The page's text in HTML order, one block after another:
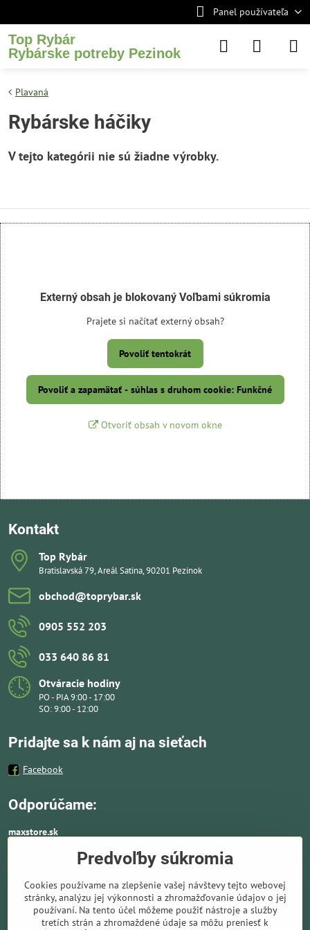
Panel používateľa
Top Rybár
Rybárske potreby Pezinok
Plavaná
Rybárske háčiky
Externý obsah je blokovaný Voľbami súkromia
Prajete si načítať externý obsah?
Povoliť tentokrát
Povoliť a zapamätať - súhlas s druhom cookie: Funkčné
Otvoriť obsah v novom okne
Kontakt
Top Rybár
Bratislavská 79, Areál Satina, 90201 Pezinok
obchod​@toprybar​.sk
0905 552 203
033 640 86 81
Otváracie hodiny
PO - PIA 9:00 - 17:00
SO: 9:00 - 12:00
Pridajte sa k nám aj na sieťach
Facebook
Odporúčame:
maxstore.sk
Kvalitné nafukovacie člny a lodné elektromotory
vhodné aj k moru a doplnky ako záchranné vesty,
pádla, kotvy a vybavenie pre vodnú turistiku.
Ponúkame solárne panely a nabíjače. Kompletné
solárne systémy ideálne pre lode, karavany,
Predvoľby súkromia
Cookies používame na zlepšenie vašej návštevy tejto webovej
stránky, analýzu jej výkonnosti a zhromažďovanie údajov o jej
používaní. Na tento účel môžeme použiť nástroje a služby
tretích strán a zhromaždené údaje sa môžu preniesť k